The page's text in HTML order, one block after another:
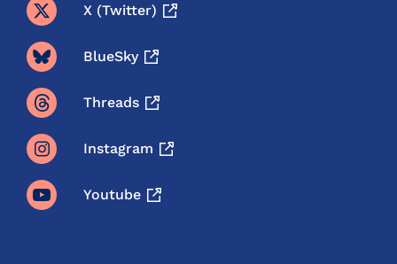
X (twitter)
BlueSky
Threads
Instagram
Youtube